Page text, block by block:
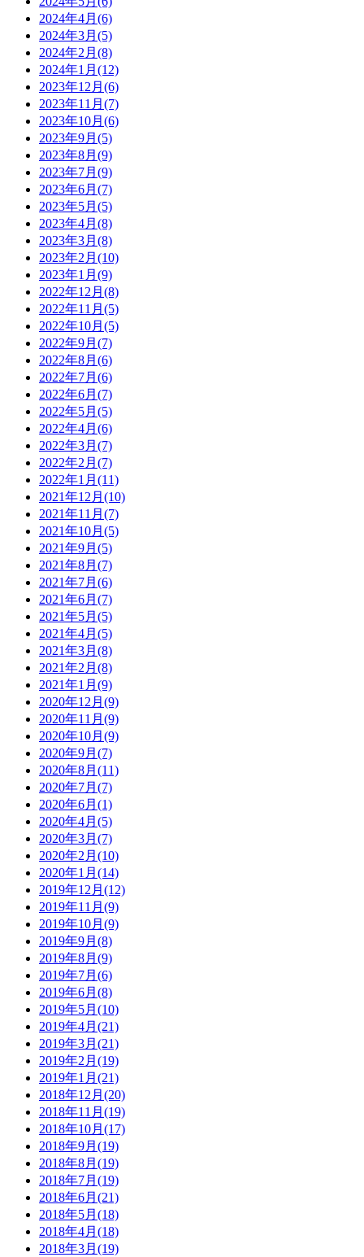
2024年4月(6)
2024年3月(5)
2024年2月(8)
2024年1月(12)
2023年12月(6)
2023年11月(7)
2023年10月(6)
2023年9月(5)
2023年8月(9)
2023年7月(9)
2023年6月(7)
2023年5月(5)
2023年4月(8)
2023年3月(8)
2023年2月(10)
2023年1月(9)
2022年12月(8)
2022年11月(5)
2022年10月(5)
2022年9月(7)
2022年8月(6)
2022年7月(6)
2022年6月(7)
2022年5月(5)
2022年4月(6)
2022年3月(7)
2022年2月(7)
2022年1月(11)
2021年12月(10)
2021年11月(7)
2021年10月(5)
2021年9月(5)
2021年8月(7)
2021年7月(6)
2021年6月(7)
2021年5月(5)
2021年4月(5)
2021年3月(8)
2021年2月(8)
2021年1月(9)
2020年12月(9)
2020年11月(9)
2020年10月(9)
2020年9月(7)
2020年8月(11)
2020年7月(7)
2020年6月(1)
2020年4月(5)
2020年3月(7)
2020年2月(10)
2020年1月(14)
2019年12月(12)
2019年11月(9)
2019年10月(9)
2019年9月(8)
2019年8月(9)
2019年7月(6)
2019年6月(8)
2019年5月(10)
2019年4月(21)
2019年3月(21)
2019年2月(19)
2019年1月(21)
2018年12月(20)
2018年11月(19)
2018年10月(17)
2018年9月(19)
2018年8月(19)
2018年7月(19)
2018年6月(21)
2018年5月(18)
2018年4月(18)
2018年3月(19)